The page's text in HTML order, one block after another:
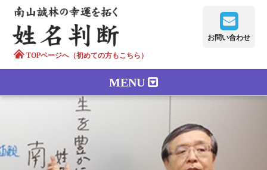
TOPページへ（初めての方もこちら）
お問い合わせ
MENU
正しい字画